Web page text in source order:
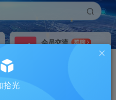
会员交流
群聊
拾光